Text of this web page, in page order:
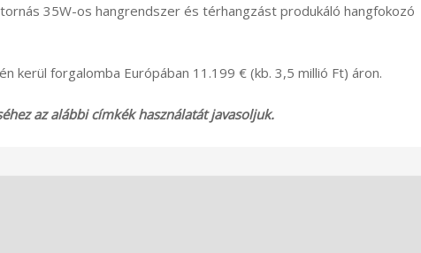
35W-os hangrendszer és térhangzást produkáló hangfokozó
kerül forgalomba Európában 11.199 € (kb. 3,5 millió Ft) áron.
az alábbi címkék használatát javasoljuk.